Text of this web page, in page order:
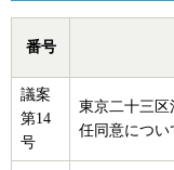
番号
議案
第14
号
東京二十三区
任同意につい